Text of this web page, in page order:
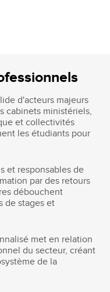
d'acteurs majeurs
cabinets ministériels,
et collectivités
les étudiants pour
et responsables de
par des retours
débouchent
de stages et
met en relation
du secteur, créant
de la